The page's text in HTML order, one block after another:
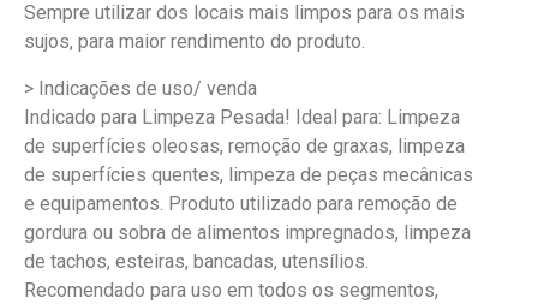
Sempre utilizar dos locais mais limpos para os mais
sujos, para maior rendimento do produto.
> Indicações de uso/ venda
Indicado para Limpeza Pesada! Ideal para: Limpeza
de superfícies oleosas, remoção de graxas, limpeza
de superfícies quentes, limpeza de peças mecânicas
e equipamentos. Produto utilizado para remoção de
gordura ou sobra de alimentos impregnados, limpeza
de tachos, esteiras, bancadas, utensílios.
Recomendado para uso em todos os segmentos,